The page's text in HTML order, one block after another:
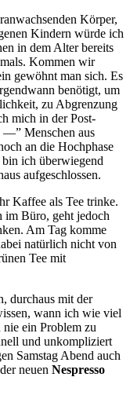
Körper,
Kindern würde ich
in dem Alter bereits
Kommen wir
gewöhnt man sich. Es
benötigt, um
zu Abgrenzung
mich in der Post-
—” Menschen aus
an die Hochphase
bin ich überwiegend
aufgeschlossen.
Kaffee als Tee trinke.
im Büro, geht jedoch
Am Tag komme
natürlich nicht von
Tee mit
durchaus mit der
wann ich wie viel
ein Problem zu
und unkompliziert
Samstag Abend auch
neuen Nespresso